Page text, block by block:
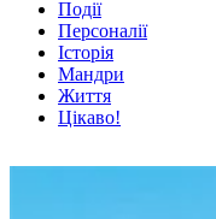
Події
Персоналії
Історія
Мандри
Життя
Цікаво!